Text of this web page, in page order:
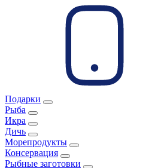
Подарки
Рыба
Икра
Дичь
Морепродукты
Консервация
Рыбные заготовки